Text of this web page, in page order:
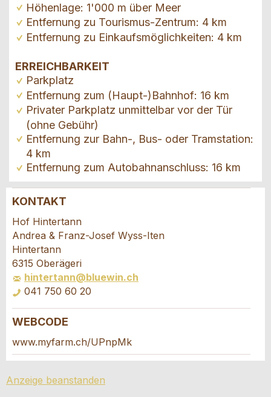
Höhenlage: 1'000 m über Meer
Entfernung zu Tourismus-Zentrum: 4 km
Entfernung zu Einkaufsmöglichkeiten: 4 km
ERREICHBARKEIT
Parkplatz
Entfernung zum (Haupt-)Bahnhof: 16 km
Privater Parkplatz unmittelbar vor der Tür
(ohne Gebühr)
Entfernung zur Bahn-, Bus- oder Tramstation:
4 km
Entfernung zum Autobahnanschluss: 16 km
Anzeige beanstanden
Ihr Feedback wird sehr geschätzt!
Allgemeines Feedback
Anzeige nicht mehr gültig
Anzeige unvollständig
Anzeige weiterempfehlen
Empfehlen Sie diese Anzeige an Freunde weiter.
KONTAKT
Hof Hintertann
Andrea & Franz-Josef Wyss-Iten
Hintertann
6315 Oberägeri
hintertann@bluewin.ch
041 750 60 20
Buchungsanfrage
Kontaktpersonen dieser Anzeige.
WEBCODE
www.myfarm.ch/UPnpMk
Anzeige beanstanden